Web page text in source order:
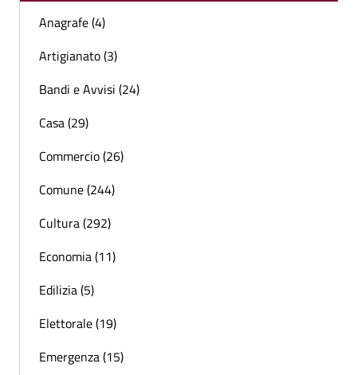
Anagrafe (4)
Artigianato (3)
Bandi e Avvisi (24)
Casa (29)
Commercio (26)
Comune (244)
Cultura (292)
Economia (11)
Edilizia (5)
Elettorale (19)
Emergenza (15)